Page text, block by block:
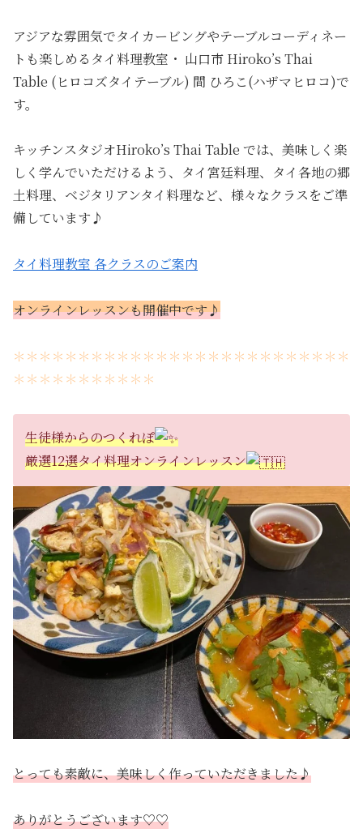
アジアな雰囲気でタイカービングやテーブルコーディネー
トも楽しめるタイ料理教室・ 山口市 Hiroko’s Thai
Table (ヒロコズタイテーブル) 間 ひろこ(ハザマヒロコ)で
す。
キッチンスタジオHiroko’s Thai Table では、美味しく楽
しく学んでいただけるよう、タイ宮廷料理、タイ各地の郷
土料理、ベジタリアンタイ料理など、様々なクラスをご準
備しています♪
タイ料理教室 各クラスのご案内
オンラインレッスンも開催中です♪
＊＊＊＊＊＊＊＊＊＊＊＊＊＊＊＊＊＊＊＊＊＊＊＊＊＊
＊＊＊＊＊＊＊＊＊＊＊
生徒様からのつくれぽ
厳選12選タイ料理オンラインレッスン
とっても素敵に、美味しく作っていただきました♪
ありがとうございます♡♡